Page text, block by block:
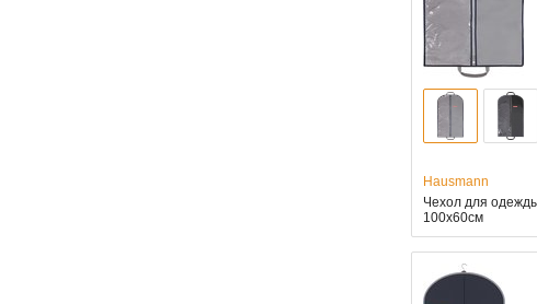
Hausmann
Чехол для
100x60см